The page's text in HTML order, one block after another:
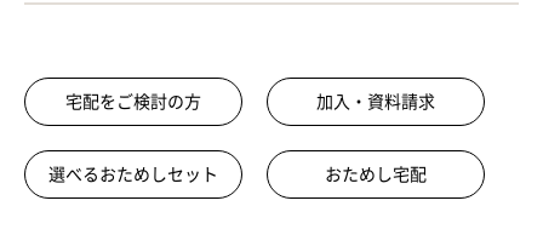
宅配をご検討の方 加入・資料請求
選べるおためしセット おためし宅配